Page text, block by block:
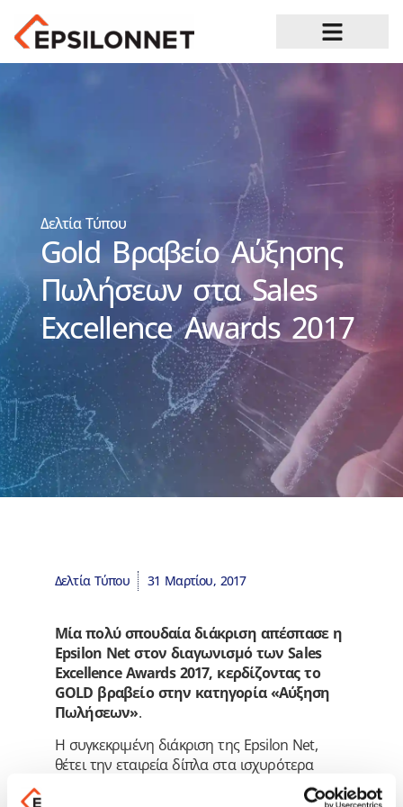
Δελτία Τύπου
Gold Βραβείο Αύξησης
Πωλήσεων στα Sales
Excellence Awards 2017
Δελτία Τύπου 31 Μαρτίου, 2017
Μία πολύ σπουδαία διάκριση απέσπασε η
Epsilon Νet στον διαγωνισμό των Sales
Excellence Awards 2017, κερδίζοντας το
GOLD βραβείο στην κατηγορία «Αύξηση
Πωλήσεων».
Η συγκεκριμένη διάκριση της Epsilon Net,
θέτει την εταιρεία δίπλα στα ισχυρότερα
ονόματα της Ελληνικής αγοράς και αποτελεί